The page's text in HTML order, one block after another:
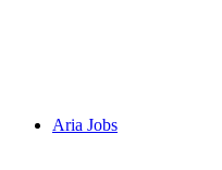
Aria Jobs